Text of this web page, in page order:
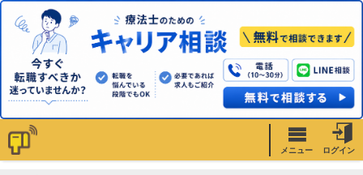
メニュー ログイン